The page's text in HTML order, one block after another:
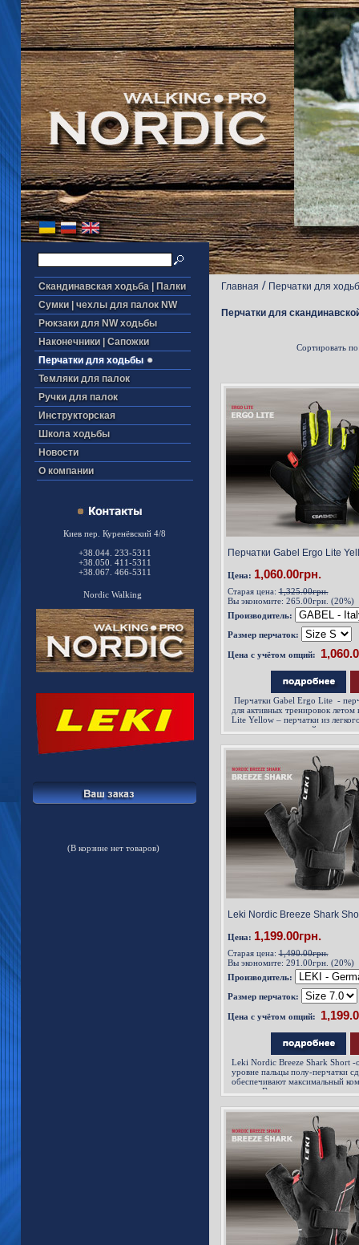
Скандинавская ходьба | Палки
Сумки | чехлы для палок NW
Рюкзаки для NW ходьбы
Наконечники | Сапожки
Перчатки для ходьбы
Темляки для палок
Ручки для палок
Инструкторская
Школа ходьбы
Новости
О компании
Киев пер. Куренёвский 4/8
+38.044. 233-5311
+38.050. 411-5311
+38.067. 466-5311
Nordic Walking
(В корзине нет товаров)
Главная / Перчатки для
Перчатки для
Сортировать
Перчатки Gabel Ergo Lite
Цена: 1,060.00грн.
Старая цена:1,325.00грн.
Вы экономите: 265.00грн. (20%)
Производитель:
Размер перчаток:
Цена с учётом опций:
Перчатки Gabel Ergo Lite -
для активных тренировок
Lite Yellow – перчатки из
материала на тыльной стороне
Leki Nordic Breeze Shark
Цена: 1,199.00грн.
Старая цена:1,490.00грн.
Вы экономите: 291.00грн. (20%)
Производитель:
Размер перчаток:
Цена с учётом опций:
Leki Nordic Breeze Shark Short -
уровне пальцы полу-перчатки
обеспечивают максимальный
пальца. Внешняя поверхность
ткани и обладает отличным
ходьбы, впитывает пот при
при высокоинтенсивных
Nordic Breeze Shark Short у вас